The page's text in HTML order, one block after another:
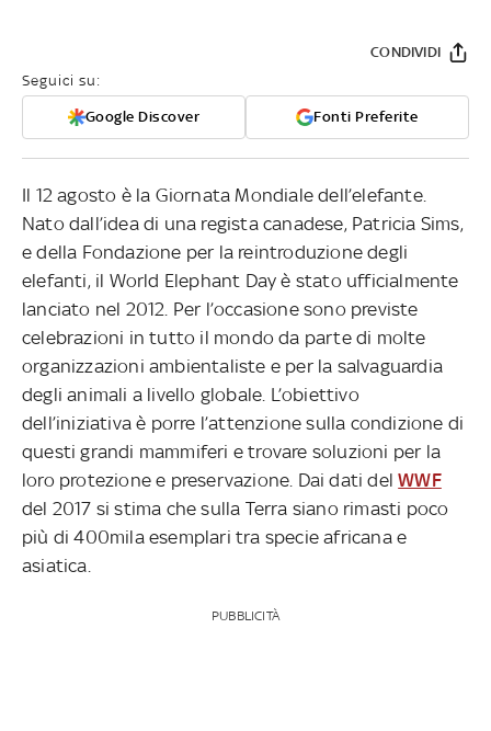
Seguici su:
Google Discover Fonti Preferite
CONDIVIDI
Il 12 agosto è la Giornata Mondiale dell’elefante.
Nato dall’idea di una regista canadese, Patricia Sims,
e della Fondazione per la reintroduzione degli
elefanti, il World Elephant Day è stato ufficialmente
lanciato nel 2012. Per l’occasione sono previste
celebrazioni in tutto il mondo da parte di molte
organizzazioni ambientaliste e per la salvaguardia
degli animali a livello globale. L’obiettivo
dell’iniziativa è porre l’attenzione sulla condizione di
questi grandi mammiferi e trovare soluzioni per la
loro protezione e preservazione. Dai dati delWWF
del 2017 si stima che sulla Terra siano rimasti poco
più di 400mila esemplari tra specie africana e
asiatica.
PUBBLICITÀ